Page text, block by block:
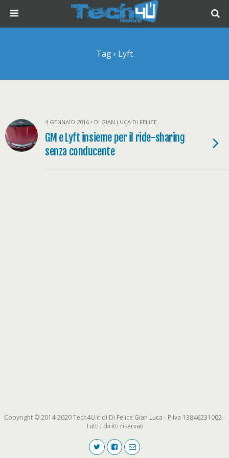
Tag › Lyft
4 GENNAIO 2016 • DI GIAN LUCA DI FELICE
GM e Lyft insieme per il ride-sharing
senza conducente
Copyright © 2014-2020 Tech4U.it di Di Felice Gian Luca - P.Iva 13846231002 -
Tutti i diritti riservati